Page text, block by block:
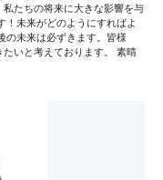
たちの将来に大きな影響を与
！未来がどのようにすればよ
の未来は必ずきます。皆様
いと考えております。 素晴